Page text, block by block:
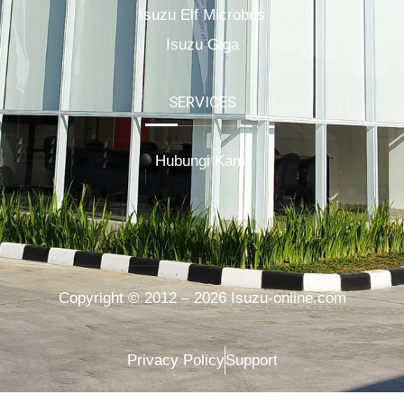
Isuzu Elf Microbus
Isuzu Giga
SERVICES
Hubungi Kami
Copyright © 2012 – 2026 Isuzu-online.com
Privacy PolicySupport